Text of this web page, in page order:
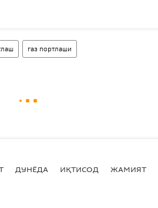
газ портлаши
ДУНЁДА ИҚТИСОД ЖАМИЯТ